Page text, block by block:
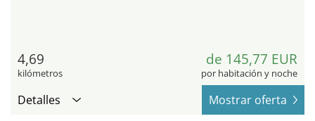
4,69
kilómetros
de 145,77 EUR
por habitación y noche
Detalles Mostrar oferta